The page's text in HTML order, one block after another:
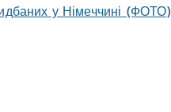
у Німеччині (ФОТО)